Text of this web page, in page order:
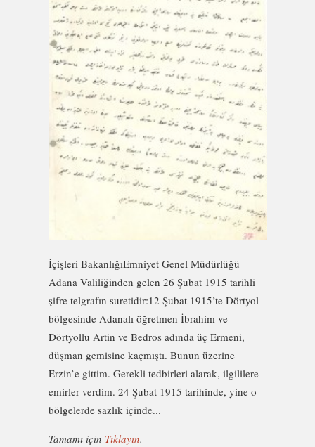
İçişleri BakanlığıEmniyet Genel Müdürlüğü
Adana Valiliğinden gelen 26 Şubat 1915 tarihli
şifre telgrafın suretidir:12 Şubat 1915’te Dörtyol
bölgesinde Adanalı öğretmen İbrahim ve
Dörtyollu Artin ve Bedros adında üç Ermeni,
düşman gemisine kaçmıştı. Bunun üzerine
Erzin’e gittim. Gerekli tedbirleri alarak, ilgililere
emirler verdim. 24 Şubat 1915 tarihinde, yine o
bölgelerde sazlık içinde...
Tamamı için Tıklayın.